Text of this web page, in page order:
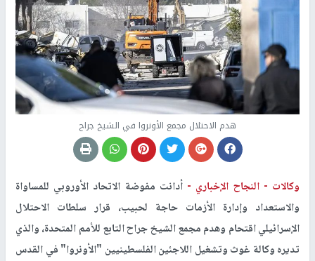
هدم الاحتلال مجمع الأونروا في الشيخ جراح
وكالات -النجاح الإخباري -أدانت مفوضة الاتحاد الأوروبي للمساواة
والاستعداد وإدارة الأزمات حاجة لحبيب، قرار سلطات الاحتلال
الإسرائيلي اقتحام وهدم مجمع الشيخ جراح التابع للأمم المتحدة، والذي
تديره وكالة غوث وتشغيل اللاجئين الفلسطينيين "الأونروا" في القدس